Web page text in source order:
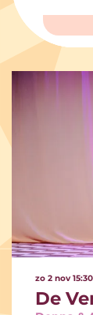
De
zo 2 nov15:30